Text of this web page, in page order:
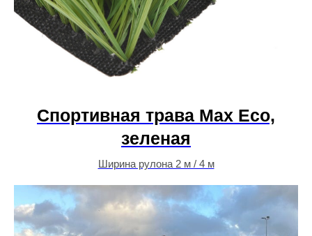
Спортивная трава Max Eco,
зеленая
Ширина рулона 2 м / 4 м